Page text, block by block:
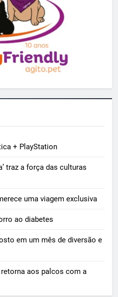
+ PlayStation
traz a força das culturas
uma viagem exclusiva
ao diabetes
em um mês de diversão e
retorna aos palcos com a